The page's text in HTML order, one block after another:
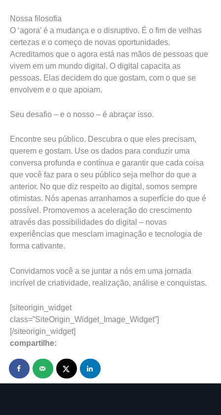
Nossa filosofia
O ‘agora’ é a mudança e o disruptivo. É o fim de velhas
certezas e o começo de novas oportunidades.
Acreditamos que o agora está nas mãos de pessoas que
vivem em um mundo digital. O digital capacita as
pessoas. Elas decidem do que gostam, com o que se
envolvem e o que apoiam.
Seu desafio – e o nosso – é abraçar isso.
Encontre seu público. Descubra o que eles precisam,
querem e gostam. Use os dados para conduzir uma
conversa profunda e contínua e garantir que cada coisa
que você faz para o seu público seja melhor do que a
anterior. No que diz respeito ao digital, somos sempre
otimistas. Nós apenas arranhamos a superfície do que é
possível. Promovemos a aceleração do crescimento
através das possibilidades do digital – novas
experiências que mesclam imaginação e tecnologia de
forma cativante.
Convidamos você a se juntar a nós em uma jornada
incrível de criatividade, realização, análise e conquistas.
[siteorigin_widget
class=”SiteOrigin_Widget_Image_Widget”]
[/siteorigin_widget]
compartilhe: